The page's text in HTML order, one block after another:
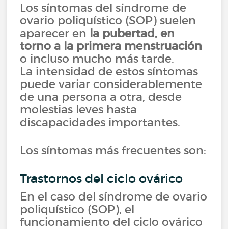
Los síntomas del síndrome de
ovario poliquístico (SOP) suelen
aparecer en la pubertad, en
torno a la primera menstruación
o incluso mucho más tarde.
La intensidad de estos síntomas
puede variar considerablemente
de una persona a otra, desde
molestias leves hasta
discapacidades importantes.
Los síntomas más frecuentes son:
Trastornos del ciclo ovárico
En el caso del síndrome de ovario
poliquístico (SOP), el
funcionamiento del ciclo ovárico